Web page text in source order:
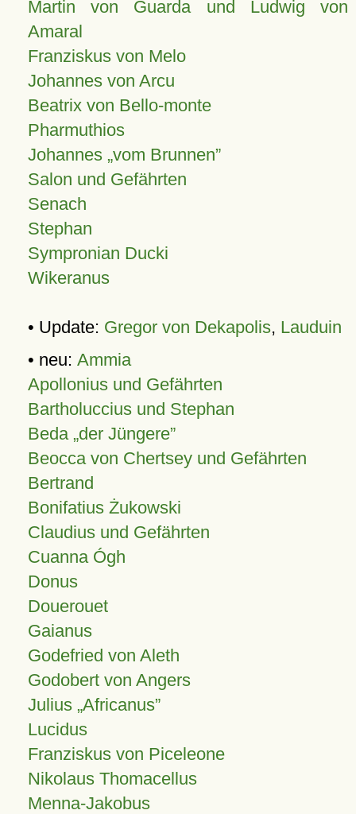
Martin von Guarda und Ludwig von
Amaral
Franziskus von Melo
Johannes von Arcu
Beatrix von Bello-monte
Pharmuthios
Johannes vom Brunnen
Salon und Gefährten
Senach
Stephan
Sympronian Ducki
Wikeranus
• Update: Gregor von Dekapolis, Lauduin
• neu: Ammia
Apollonius und Gefährten
Bartholuccius und Stephan
Beda „der Jüngere”
Beocca von Chertsey und Gefährten
Bertrand
Bonifatius Żukowski
Claudius und Gefährten
Cuanna Ógh
Donus
Douerouet
Gaianus
Godefried von Aleth
Godobert von Angers
Julius Africanus
Lucidus
Franziskus von Piceleone
Nikolaus Thomacellus
Menna-Jakobus